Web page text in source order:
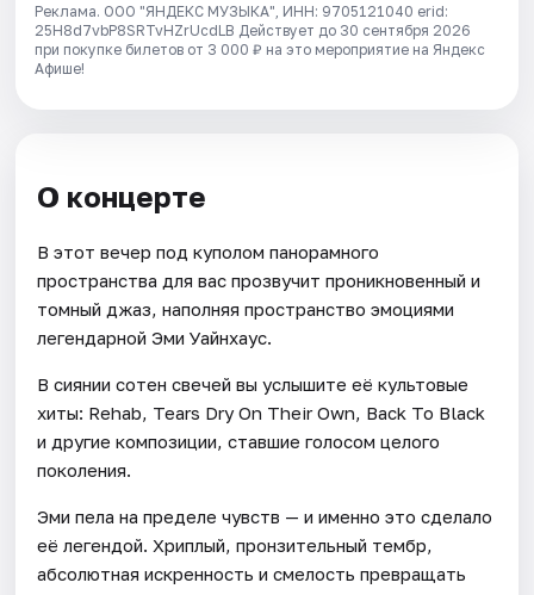
Реклама. ООО "ЯНДЕКС МУЗЫКА", ИНН: 9705121040 erid:
25H8d7vbP8SRTvHZrUcdLB Действует до 30 сентября 2026
при покупке билетов от 3 000 ₽ на это мероприятие на Яндекс
Афише!
О концерте
В этот вечер под куполом панорамного
пространства для вас прозвучит проникновенный и
томный джаз, наполняя пространство эмоциями
легендарной Эми Уайнхаус.
В сиянии сотен свечей вы услышите её культовые
хиты: Rehab, Tears Dry On Their Own, Back To Black
и другие композиции, ставшие голосом целого
поколения.
Эми пела на пределе чувств — и именно это сделало
её легендой. Хриплый, пронзительный тембр,
абсолютная искренность и смелость превращать